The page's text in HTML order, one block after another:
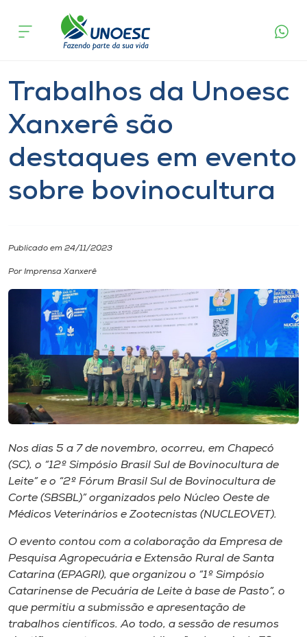
Cursos
Pesquisa
Atendimento ao Estudante
Portal de Ensino
Internacionalização
I.nova
Diplomados
Cultura
CPA
Biblioteca
Editora
Rádio
Museu
acontece
Seminário
Trabalhos da Unoesc
Xanxerê são
destaques em evento
sobre bovinocultura
Publicado em 24/11/2023
Por Imprensa Xanxerê
Nos dias 5 a 7 de novembro, ocorreu, em Chapecó
(SC), o “12º Simpósio Brasil Sul de Bovinocultura de
Leite” e o “2º Fórum Brasil Sul de Bovinocultura de
Corte (SBSBL)” organizados pelo Núcleo Oeste de
Médicos Veterinários e Zootecnistas (NUCLEOVET).
O evento contou com a colaboração da Empresa de
Pesquisa Agropecuária e Extensão Rural de Santa
Catarina (EPAGRI), que organizou o “1º Simpósio
Catarinense de Pecuária de Leite à base de Pasto”, o
que permitiu a submissão e apresentação de
trabalhos científicos. Ao todo, a sessão de resumos